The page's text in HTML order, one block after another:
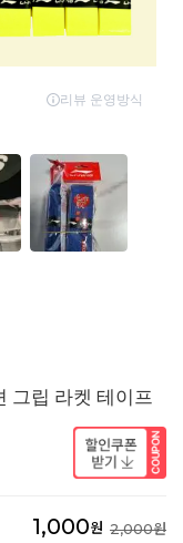
그립 라켓 테이프
1,000원 2,000원